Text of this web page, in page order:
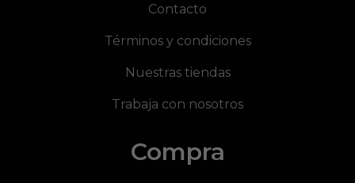
Contacto
Términos y condiciones
Nuestras tiendas
Trabaja con nosotros
Compra